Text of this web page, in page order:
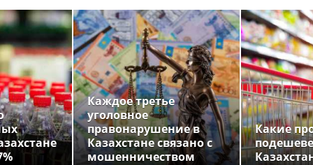
Каждое третье
уголовное
правонарушение в
Казахстане связано с
мошенничеством
Какие